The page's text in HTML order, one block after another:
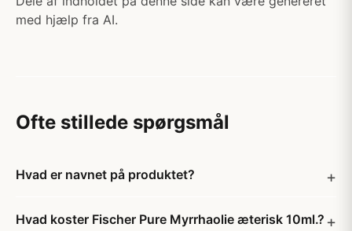
med hjælp fra AI.
Ofte stillede spørgsmål
Hvad er navnet på produktet?
Hvad koster Fischer Pure Myrrhaolie æterisk 10ml.?